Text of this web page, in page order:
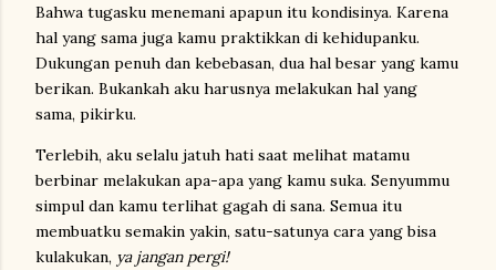
Bahwa tugasku menemani apapun itu kondisinya. Karena
hal yang sama juga kamu praktikkan di kehidupanku.
Dukungan penuh dan kebebasan, dua hal besar yang kamu
berikan. Bukankah aku harusnya melakukan hal yang
sama, pikirku.
Terlebih, aku selalu jatuh hati saat melihat matamu
berbinar melakukan apa-apa yang kamu suka. Senyummu
simpul dan kamu terlihat gagah di sana. Semua itu
membuatku semakin yakin, satu-satunya cara yang bisa
kulakukan, ya jangan pergi!